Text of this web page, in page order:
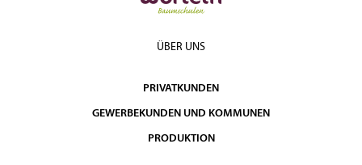
ÜBER UNS
PRIVATKUNDEN
GEWERBEKUNDEN UND KOMMUNEN
PRODUKTION